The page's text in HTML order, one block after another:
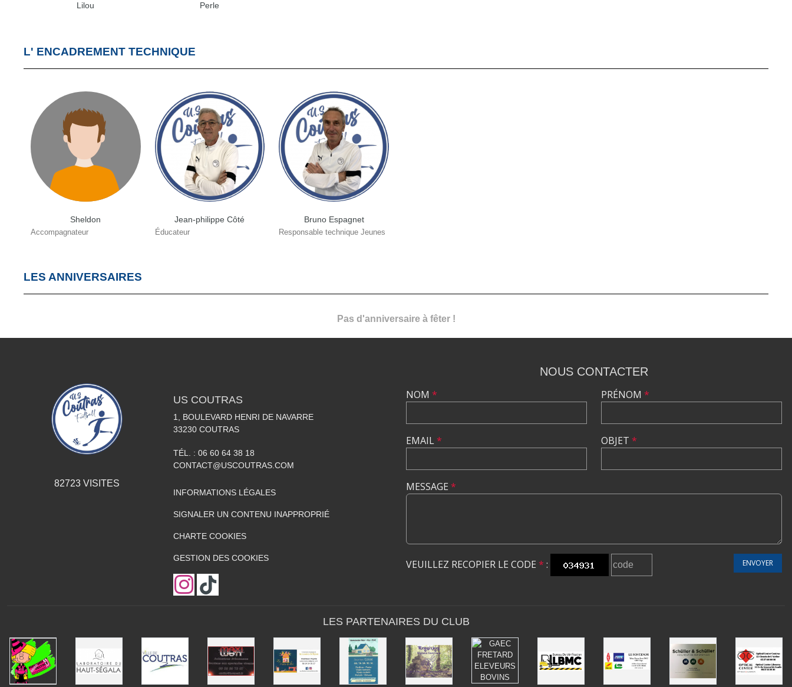
Lilou Perle
L' ENCADREMENT TECHNIQUE
Sheldon
Accompagnateur
Jean-philippe Côté
Éducateur
Bruno Espagnet
Responsable technique Jeunes
LES ANNIVERSAIRES
Pas d'anniversaire à fêter !
82723VISITES
US COUTRAS
1, BOULEVARD HENRI DE NAVARRE
33230 COUTRAS
TÉL. : 06 60 64 38 18
CONTACT@USCOUTRAS.COM
INFORMATIONS LÉGALES
SIGNALER UN CONTENU INAPPROPRIÉ
CHARTE COOKIES
GESTION DES COOKIES
NOUS CONTACTER
NOM *
EMAIL*
PRÉNOM *
OBJET *
MESSAGE *
VEUILLEZ RECOPIER LE CODE * : ENVOYER
LES PARTENAIRES DU CLUB